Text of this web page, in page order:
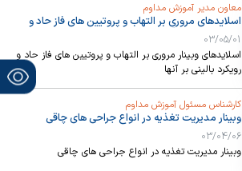
معاون مدیر آموزش مداوم
اسلایدهای مروری بر التهاب و پروتیین های فاز حاد و
رویکرد بالینی بر آنها
03/05/01
اسلایدهای وبینار مروری بر التهاب و پروتیین های فاز حاد و
رویکرد بالینی بر آنها
کارشناس مسئول آموزش مداوم
وبینار مدیریت تغذیه در انواع جراحی های چاقی
03/04/06
وبینار مدیریت تغذیه در انواع جراحی های چاقی